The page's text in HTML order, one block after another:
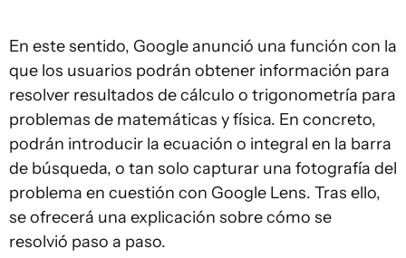
En este sentido, Google anunció una función con la
que los usuarios podrán obtener información para
resolver resultados de cálculo o trigonometría para
problemas de matemáticas y física. En concreto,
podrán introducir la ecuación o integral en la barra
de búsqueda, o tan solo capturar una fotografía del
problema en cuestión con Google Lens. Tras ello,
se ofrecerá una explicación sobre cómo se
resolvió paso a paso.